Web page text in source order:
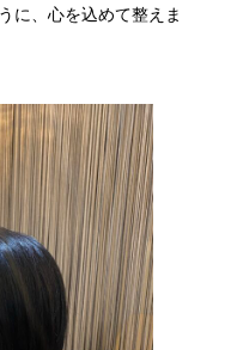
に、心を込めて整えま